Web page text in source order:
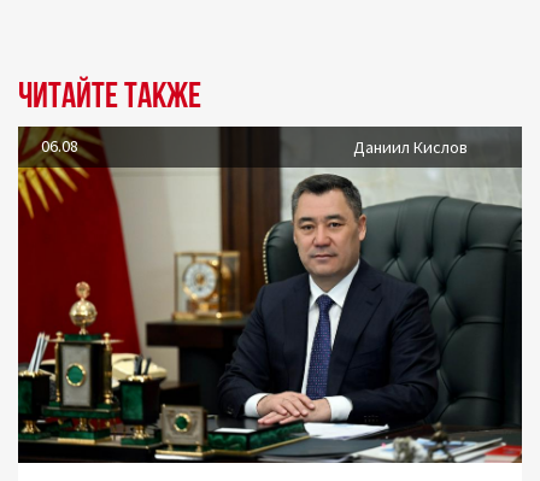
Читайте также
06.08 Даниил Кислов